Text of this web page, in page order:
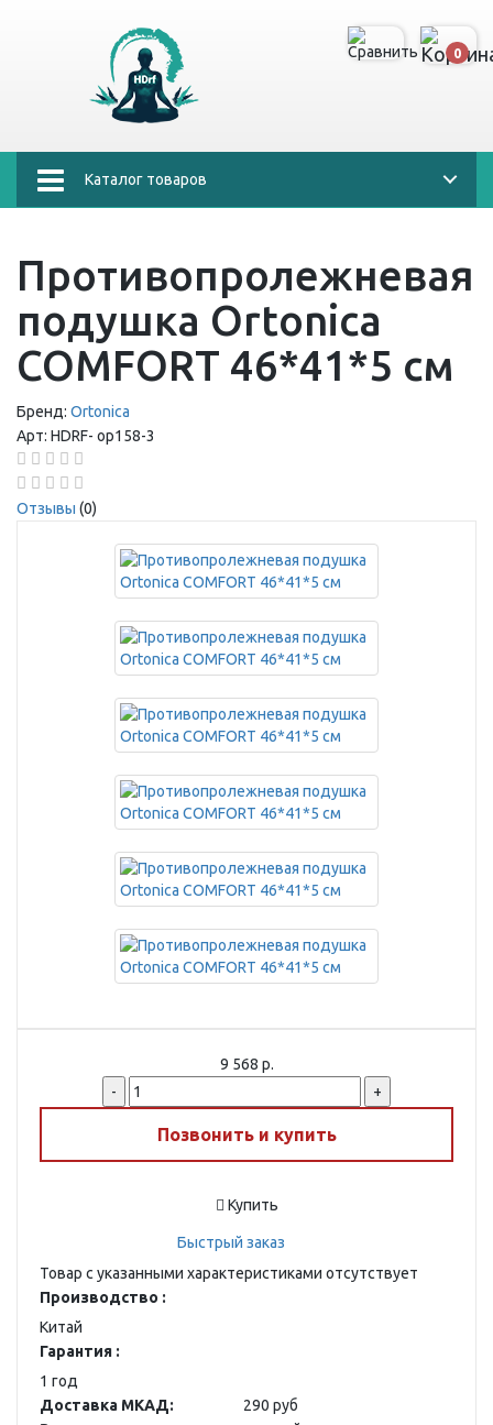
0
Каталог товаров
Противопролежневая
подушка Ortonica
COMFORT 46*41*5 см
Бренд: Ortonica
Арт: HDRF- ор158-3
Отзывы (0)
9 568 р.
-
+
Позвонить и купить
Купить
Быстрый заказ
Товар с указанными характеристиками отсутствует
Производство :
Китай
Гарантия :
1 год
Доставка МКАД:
290 руб